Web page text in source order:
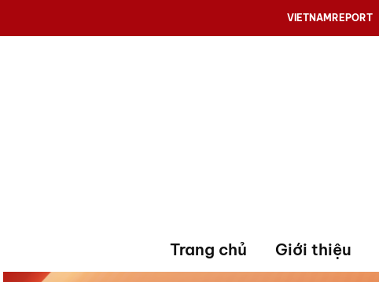
VIETNAMREPORT
Trang chủ Giới thiệu